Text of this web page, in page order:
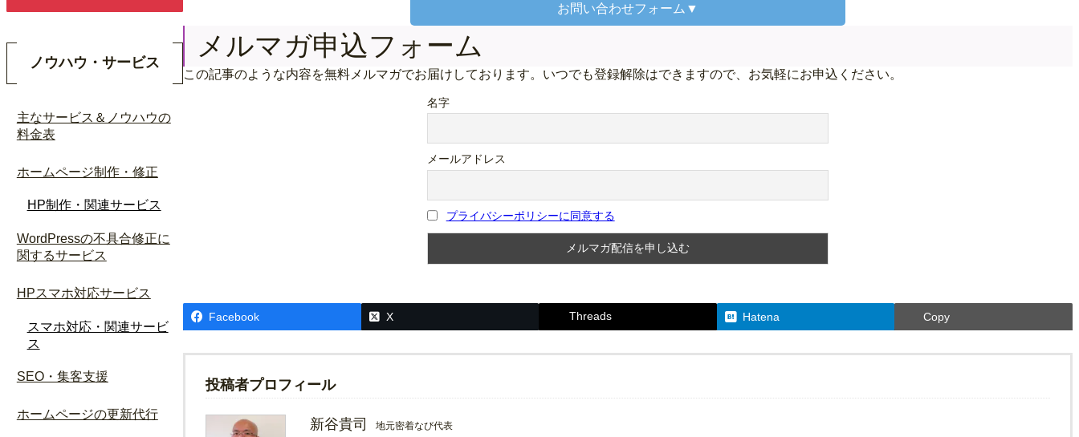
お問い合わせフォーム▼
メルマガ申込フォーム
この記事のような内容を無料メルマガでお届けしております。いつでも登録解除はできますので、お気軽にお申込ください。
名字
メールアドレス
プライバシーポリシーに同意する
Facebook X Threads Hatena Copy
投稿者プロフィール
新谷貴司 地元密着なび代表
ノウハウ・サービス
主なサービス＆ノウハウの
料金表
ホームページ制作・修正
HP制作・関連サービス
WordPressの不具合修正に
関するサービス
HPスマホ対応サービス
スマホ対応・関連サービ
ス
SEO・集客支援
ホームページの更新代行